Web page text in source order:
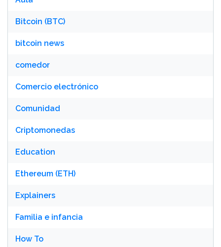
Bitcoin (BTC)
bitcoin news
comedor
Comercio electrónico
Comunidad
Criptomonedas
Education
Ethereum (ETH)
Explainers
Familia e infancia
How To